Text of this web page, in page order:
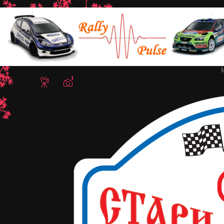
Home/Рали Стари столици 2018